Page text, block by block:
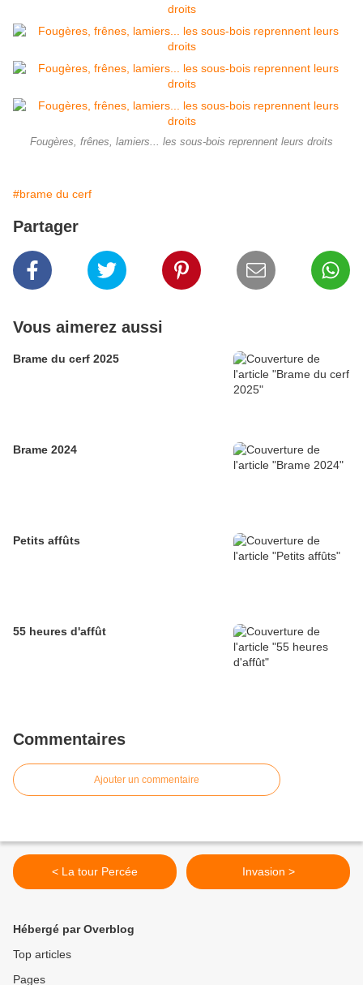
Fougères, frênes, lamiers... les sous-bois reprennent leurs droits
#brame du cerf
Partager
Vous aimerez aussi
Brame du cerf 2025
Brame 2024
Petits affûts
55 heures d'affût
Commentaires
Ajouter un commentaire
< La tour Percée Invasion >
Hébergé par Overblog
Top articles
Pages